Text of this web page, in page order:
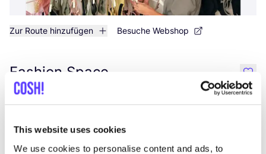
This website uses cookies
We use cookies to personalise content and ads, to
Zur Route hinzufügen Besuche Webshop
Fashion Space
Avenida Francisco Andrade Fumero 1, Arona
like